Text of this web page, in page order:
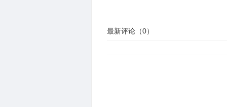
最新评论（0）